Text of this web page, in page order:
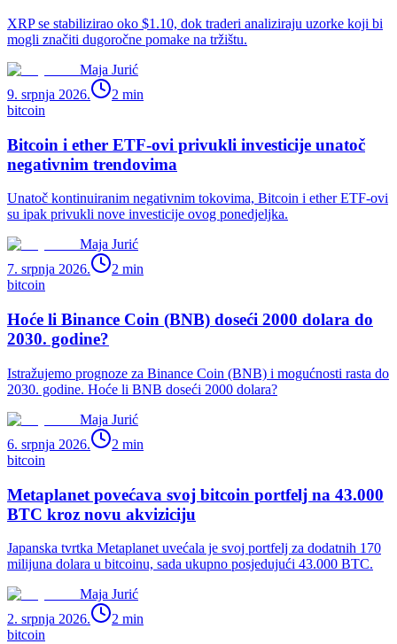
XRP se stabilizirao oko $1.10, dok traderi analiziraju uzorke koji bi
mogli značiti dugoročne pomake na tržištu.
Maja Jurić
9. srpnja 2026.
2 min
bitcoin
Bitcoin i ether ETF-ovi privukli investicije unatoč
negativnim trendovima
Unatoč kontinuiranim negativnim tokovima, Bitcoin i ether ETF-ovi
su ipak privukli nove investicije ovog ponedjeljka.
Maja Jurić
7. srpnja 2026.
2 min
bitcoin
Hoće li Binance Coin (BNB) doseći 2000 dolara do
2030. godine?
Istražujemo prognoze za Binance Coin (BNB) i mogućnosti rasta do
2030. godine. Hoće li BNB doseći 2000 dolara?
Maja Jurić
6. srpnja 2026.
2 min
bitcoin
Metaplanet povećava svoj bitcoin portfelj na 43.000
BTC kroz novu akviziciju
Japanska tvrtka Metaplanet uvećala je svoj portfelj za dodatnih 170
milijuna dolara u bitcoinu, sada ukupno posjedujući 43.000 BTC.
Maja Jurić
2. srpnja 2026.
2 min
bitcoin